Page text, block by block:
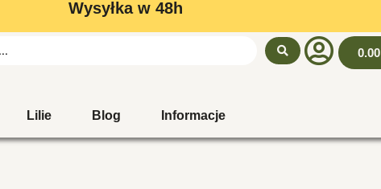
Wysyłka w 48h
0.00
Lilie Blog Informacje